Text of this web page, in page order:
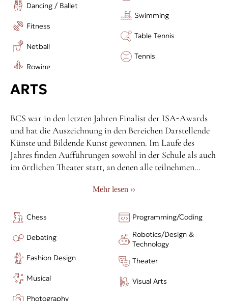
Dancing / Ballet
Fitness
Netball
Rowing
Swimming
Table Tennis
Tennis
ARTS
BCS war in den letzten Jahren Finalist der ISA-Awards
und hat die Auszeichnung in den Bereichen Darstellende
Künste und Bildende Kunst gewonnen. Im Laufe des
Jahres finden Aufführungen sowohl in der Schule als auch
im örtlichen Theater statt, an denen alle teilnehmen
an: Chor / Kunstclub / Darstellende Künste /
Sambaband / Improvisation / Rockband / Theater /
Mehr lesen ››
Chess
Debating
Fashion Design
Musical
Photography
Programming/Coding
Robotics/Design &
Technology
Theater
Visual Arts